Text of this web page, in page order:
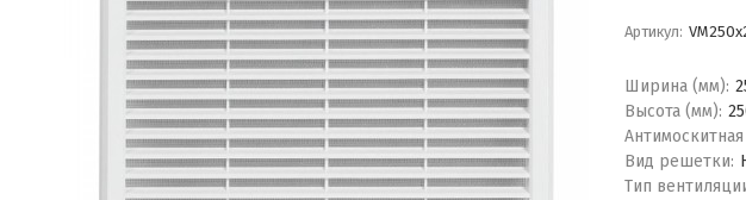
Артикул:
Ширина (мм):
Высота (мм):
Антимоскитная
Вид решетки:
Тип